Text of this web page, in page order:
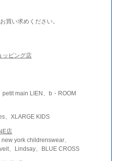
買い求めください。
ッピング店
main LIEN、b・ROOM
、XLARGE KIDS
店
york childrenswear、
、Lindsay、BLUE CROSS